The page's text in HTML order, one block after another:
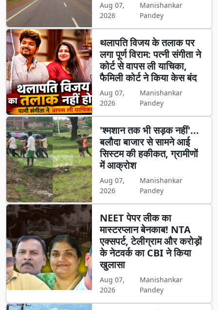
Aug 07,
2026
Manishankar
Pandey
थलापति विजय के तलाक पर
लगा पूर्ण विराम: पत्नी संगीता ने
कोर्ट से वापस ली याचिका,
फैमिली कोर्ट ने किया केस बंद
Aug 07,
2026
Manishankar
Pandey
'श्मशान तक भी सड़क नहीं'...
बलौदा बाजार से सामने आई
सिस्टम की हकीकत, ग्रामीणों
में आक्रोश
Aug 07,
2026
Manishankar
Pandey
NEET पेपर लीक का
मास्टरप्लान बेनकाब! NTA
एक्सपर्ट, टेलीग्राम और करोड़ों
के नेटवर्क का CBI ने किया
खुलासा
Aug 07,
2026
Manishankar
Pandey